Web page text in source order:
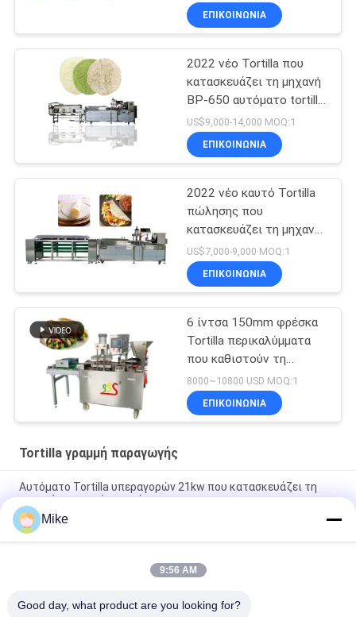
ΕΠΙΚΟΙΝΩΝΊΑ
2022 νέο Tortilla που
κατασκευάζει τη μηχανή
BP-650 αυτόματο tortilla
που κατασκευάζει τη
μηχανή
US$9,000-14,000 MOQ:1
ΕΠΙΚΟΙΝΩΝΊΑ
2022 νέο καυτό Tortilla
πώλησης που
κατασκευάζει τη μηχανή
BP-550 Tortilla τη
γραμμή παραγωγής
US$7,000-9,000 MOQ:1
ΕΠΙΚΟΙΝΩΝΊΑ
6 ίντσα 150mm φρέσκα
Tortilla περικαλύμματα
που καθιστούν τη
μηχανή πλήρη αυτόματο
8000~10800 USD MOQ:1
ΕΠΙΚΟΙΝΩΝΊΑ
Tortilla γραμμή παραγωγής
Αυτόματο Tortilla υπεραγορών 21kw που κατασκευάζει τη
μηχανή το ασημένιο χρώμα
10 - Tortilla διαμέτρων 45cm νέα γραμμή παραγωγής πλήρως
αυτόματη
Νέα αυτόματη μηχανή παρασκευής ψωμιού Roti Corn Tortilla
Mike
9:56 AM
Good day, what product are you looking for?